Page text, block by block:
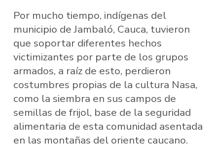
Por mucho tiempo, indígenas del
municipio de Jambaló, Cauca, tuvieron
que soportar diferentes hechos
victimizantes por parte de los grupos
armados, a raíz de esto, perdieron
costumbres propias de la cultura Nasa,
como la siembra en sus campos de
semillas de frijol, base de la seguridad
alimentaria de esta comunidad asentada
en las montañas del oriente caucano.